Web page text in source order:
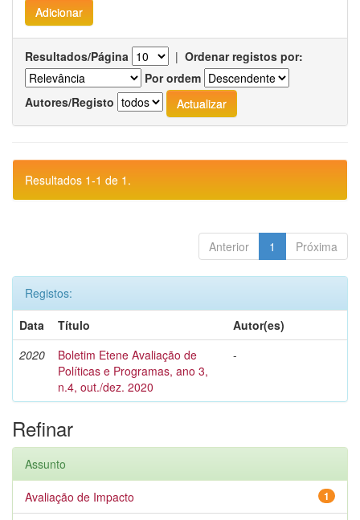
Resultados/Página | Ordenar registos por:
Por ordem
Autores/Registo
Resultados 1-1 de 1.
Anterior 1 Próxima
Registos:
Data
Título
Autor(es)
2020
Boletim Etene Avaliação de
Políticas e Programas, ano 3,
n.4, out./dez. 2020
-
Refinar
Assunto
1
Avaliação de Impacto